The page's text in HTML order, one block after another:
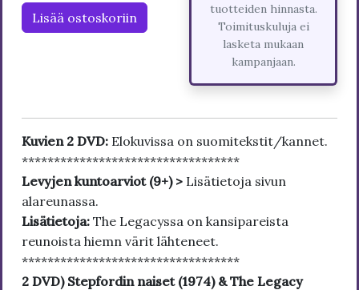
Lisää ostoskoriin
tuotteiden hinnasta.
Toimituskuluja ei
lasketa mukaan
kampanjaan.
Kuvien 2 DVD: Elokuvissa on suomitekstit/kannet.
**********************************
Levyjen kuntoarviot (9+) > Lisätietoja sivun
alareunassa.
Lisätietoja: The Legacyssa on kansipareista
reunoista hiemn värit lähteneet.
**********************************
2 DVD) Stepfordin naiset (1974) & The Legacy